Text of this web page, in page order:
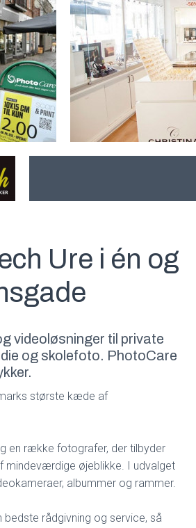
Ure i én og
videoløsninger til private
og skolefoto. PhotoCare
største kæde af
en række fotografer, der tilbyder
øjeblikke. I udvalget
albummer og rammer.
rådgivning og service, så